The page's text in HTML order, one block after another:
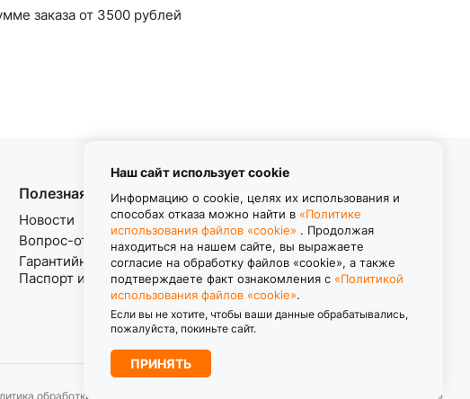
заказа от 3500 рублей
Полезная информация
Новости
Вопрос-ответ
Гарантийные обязательства.
Паспорт изделия.
Контакты
8 (800) 550-11-38
Звонок бесплатный
пн-пт с 8.00 до 17.00
обработки персональных данных Политика использования файлов «cookie»
Наш сайт использует cookie
Информацию о cookie, целях их использования и
способах отказа можно найти в «Политике
использования файлов «cookie» . Продолжая
находиться на нашем сайте, вы выражаете
согласие на обработку файлов «cookie», а также
подтверждаете факт ознакомления с «Политикой
использования файлов «cookie».
Если вы не хотите, чтобы ваши данные обрабатывались,
пожалуйста, покиньте сайт.
ПРИНЯТЬ